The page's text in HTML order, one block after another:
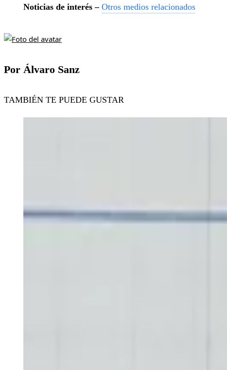
Noticias de interés – Otros medios relacionados
Por Álvaro Sanz
TAMBIÉN TE PUEDE GUSTAR